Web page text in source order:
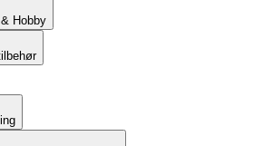
Hobby